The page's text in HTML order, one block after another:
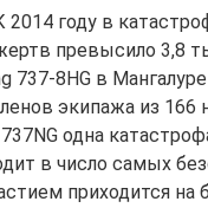
2014 году в
превысило 3,8
737-8HG в
экипажа из 166
одна
в число самых
приходится